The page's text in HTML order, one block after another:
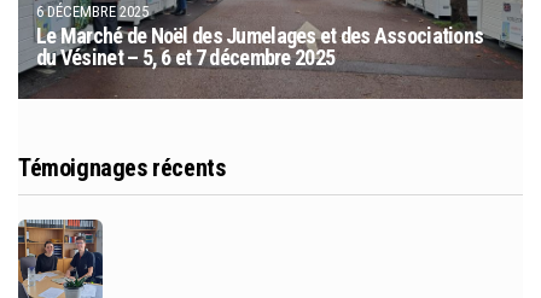
6 DÉCEMBRE 2025
Le Marché de Noël des Jumelages et des Associations
du Vésinet – 5, 6 et 7 décembre 2025
Témoignages récents